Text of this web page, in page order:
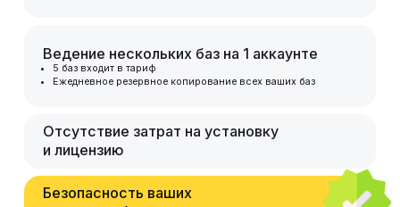
Ведение нескольких баз на 1 аккаунте
5 баз входит в тариф
Ежедневное резервное копирование всех ваших баз
Отсутствие затрат на установку
и лицензию
Безопасность ваших